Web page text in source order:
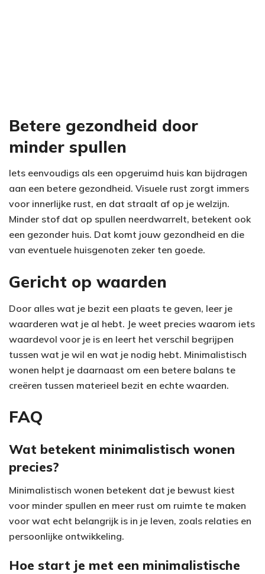
Betere gezondheid door
minder spullen
Iets eenvoudigs als een opgeruimd huis kan bijdragen
aan een betere gezondheid. Visuele rust zorgt immers
voor innerlijke rust, en dat straalt af op je welzijn.
Minder stof dat op spullen neerdwarrelt, betekent ook
een gezonder huis. Dat komt jouw gezondheid en die
van eventuele huisgenoten zeker ten goede.
Gericht op waarden
Door alles wat je bezit een plaats te geven, leer je
waarderen wat je al hebt. Je weet precies waarom iets
waardevol voor je is en leert het verschil begrijpen
tussen wat je wil en wat je nodig hebt. Minimalistisch
wonen helpt je daarnaast om een betere balans te
creëren tussen materieel bezit en echte waarden.
FAQ
Wat betekent minimalistisch wonen
precies?
Minimalistisch wonen betekent dat je bewust kiest
voor minder spullen en meer rust om ruimte te maken
voor wat echt belangrijk is in je leven, zoals relaties en
persoonlijke ontwikkeling.
Hoe start je met een minimalistische